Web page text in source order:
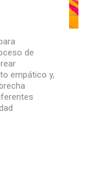
de
empático y,